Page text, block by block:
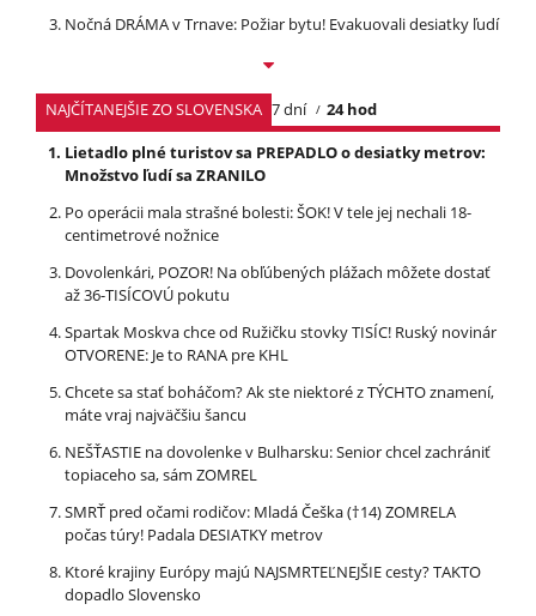
Nočná DRÁMA v Trnave: Požiar bytu! Evakuovali desiatky ľudí
NAJČÍTANEJŠIE ZO SLOVENSKA 7 dní
24 hod
Lietadlo plné turistov sa PREPADLO o desiatky metrov:
Množstvo ľudí sa ZRANILO
Po operácii mala strašné bolesti: ŠOK! V tele jej nechali 18-
centimetrové nožnice
Dovolenkári, POZOR! Na obľúbených plážach môžete dostať
až 36-TISÍCOVÚ pokutu
Spartak Moskva chce od Ružičku stovky TISÍC! Ruský novinár
OTVORENE: Je to RANA pre KHL
Chcete sa stať boháčom? Ak ste niektoré z TÝCHTO znamení,
máte vraj najväčšiu šancu
NEŠŤASTIE na dovolenke v Bulharsku: Senior chcel zachrániť
topiaceho sa, sám ZOMREL
SMRŤ pred očami rodičov: Mladá Češka (†14) ZOMRELA
počas túry! Padala DESIATKY metrov
Ktoré krajiny Európy majú NAJSMRTEĽNEJŠIE cesty? TAKTO
dopadlo Slovensko